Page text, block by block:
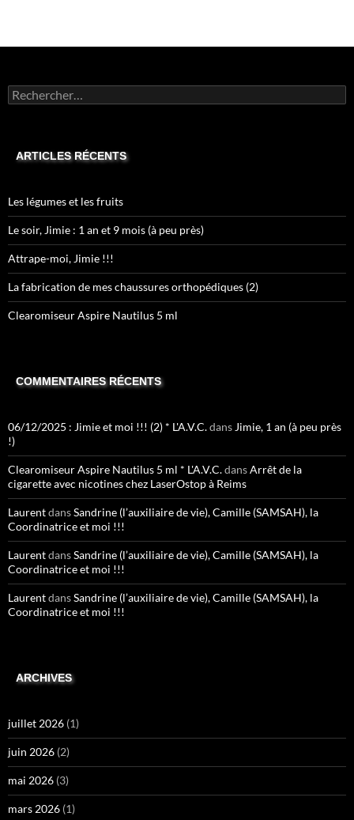
Rechercher :
ARTICLES RÉCENTS
Les légumes et les fruits
Le soir, Jimie : 1 an et 9 mois (à peu près)
Attrape-moi, Jimie !!!
La fabrication de mes chaussures orthopédiques (2)
Clearomiseur Aspire Nautilus 5 ml
COMMENTAIRES RÉCENTS
06/12/2025 : Jimie et moi !!! (2) * L'A.V.C.dans Jimie, 1 an (à peu près
!)
Clearomiseur Aspire Nautilus 5 ml * L'A.V.C.dansArrêt de la
cigarette avec nicotines chez LaserOstop à Reims
LaurentdansSandrine (l’auxiliaire de vie), Camille (SAMSAH), la
Coordinatrice et moi !!!
LaurentdansSandrine (l’auxiliaire de vie), Camille (SAMSAH), la
Coordinatrice et moi !!!
LaurentdansSandrine (l’auxiliaire de vie), Camille (SAMSAH), la
Coordinatrice et moi !!!
ARCHIVES
juillet 2026 (1)
juin 2026 (2)
mai 2026 (3)
mars 2026 (1)